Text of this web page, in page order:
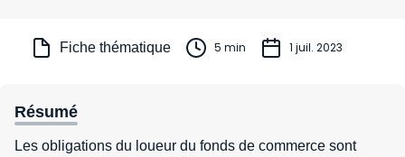
Fiche thématique 5 min 1 juil. 2023
Résumé
Les obligations du loueur du fonds de commerce sont